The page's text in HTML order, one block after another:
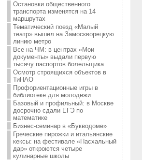
Остановки общественного
транспорта изменятся на 14
маршрутах
Тематический поезд «Малый
театр» вышел на Замоскворецкую
линию метро
Все на ЧМ: в центрах «Мои
документы» выдали первую
тысячу паспортов болельщика
Осмотр строящихся объектов в
ТиНАО
Профориентационные игры в
библиотеке для молодежи
Базовый и профильный: в Москве
досрочно сдали ЕГЭ по
математике
Бизнес-семинар в «Букводоме»
Греческие пирожки и итальянские
кексы: на фестивале «Пасхальный
дар» откроются четыре
кулинарные школы